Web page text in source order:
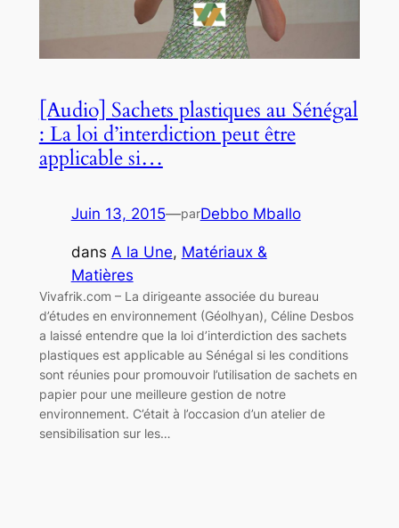
[Audio] Sachets plastiques au Sénégal
: La loi d’interdiction peut être
applicable si…
Juin 13, 2015—parDebbo Mballo
dans A la Une, Matériaux &
Matières
Vivafrik.com – La dirigeante associée du bureau
d’études en environnement (Géolhyan), Céline Desbos
a laissé entendre que la loi d’interdiction des sachets
plastiques est applicable au Sénégal si les conditions
sont réunies pour promouvoir l’utilisation de sachets en
papier pour une meilleure gestion de notre
environnement. C’était à l’occasion d’un atelier de
sensibilisation sur les…